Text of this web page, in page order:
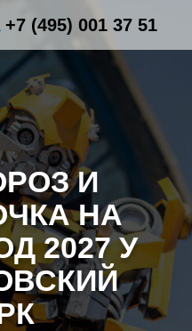
+7 (495) 001 37 51
И
НА
2027У